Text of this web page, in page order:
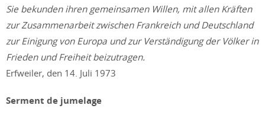
Sie bekunden ihren gemeinsamen Willen, mit allen Kräften
zur Zusammenarbeit zwischen Frankreich und Deutschland
zur Einigung von Europa und zur Verständigung der Völker in
Frieden und Freiheit beizutragen.
Erfweiler, den 14. Juli 1973
Serment de jumelage